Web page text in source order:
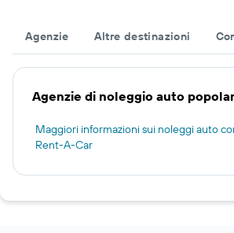
Agenzie Altre destinazioni
Agenzie di noleggio auto
Maggiori informazioni sui noleggi auto
Rent-A-Car